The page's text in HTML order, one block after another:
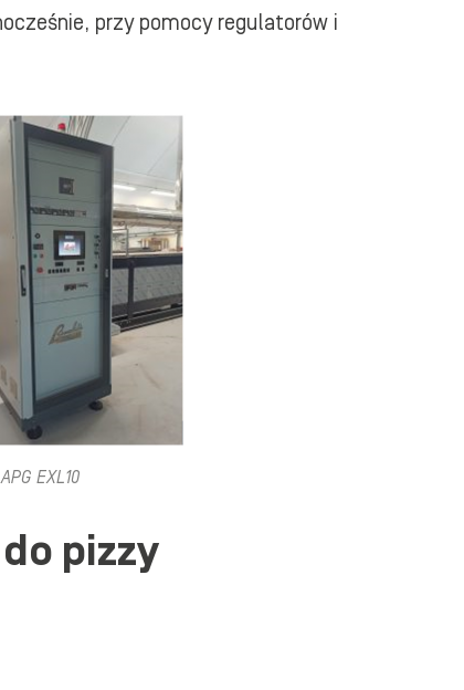
przy pomocy regulatorów i
EXL10
pizzy